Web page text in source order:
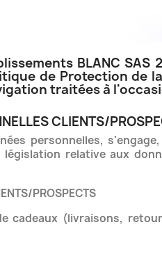
BLANC SAS
de Protection de
traitées à
CLIENTS/
personnelles,
relative aux
PROSPECTS
cadeaux (livraisons,